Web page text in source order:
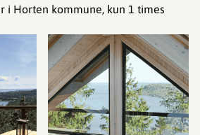
i Horten kommune, kun 1 times